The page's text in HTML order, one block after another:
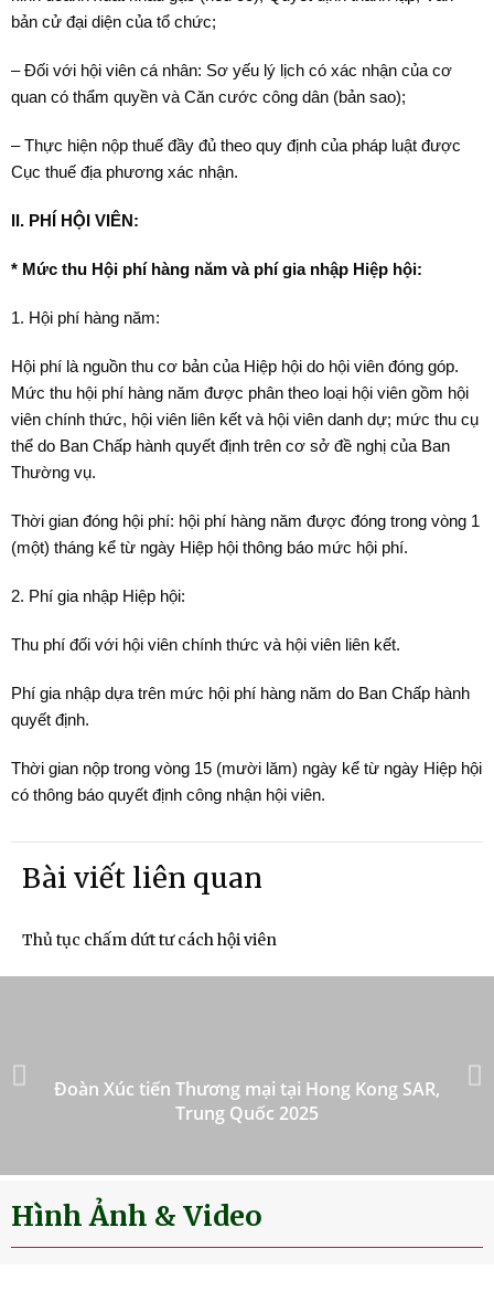
bản cử đại diện của tổ chức;
– Đối với hội viên cá nhân: Sơ yếu lý lịch có xác nhận của cơ
quan có thẩm quyền và Căn cước công dân (bản sao);
– Thực hiện nộp thuế đầy đủ theo quy định của pháp luật được
Cục thuế địa phương xác nhận.
II. PHÍ HỘI VIÊN:
* Mức thu Hội phí hàng năm và phí gia nhập Hiệp hội:
1. Hội phí hàng năm:
Hội phí là nguồn thu cơ bản của Hiệp hội do hội viên đóng góp.
Mức thu hội phí hàng năm được phân theo loại hội viên gồm hội
viên chính thức, hội viên liên kết và hội viên danh dự; mức thu cụ
thể do Ban Chấp hành quyết định trên cơ sở đề nghị của Ban
Thường vụ.
Thời gian đóng hội phí: hội phí hàng năm được đóng trong vòng 1
(một) tháng kể từ ngày Hiệp hội thông báo mức hội phí.
2. Phí gia nhập Hiệp hội:
Thu phí đối với hội viên chính thức và hội viên liên kết.
Phí gia nhập dựa trên mức hội phí hàng năm do Ban Chấp hành
quyết định.
Thời gian nộp trong vòng 15 (mười lăm) ngày kể từ ngày Hiệp hội
có thông báo quyết định công nhận hội viên.
Bài viết liên quan
Thủ tục chấm dứt tư cách hội viên
Đoàn Xúc tiến Thương mại tại Hong Kong SAR,
Trung Quốc 2025
Hình Ảnh & Video